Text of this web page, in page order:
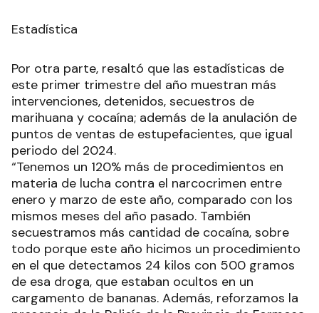
Estadística
Por otra parte, resaltó que las estadísticas de
este primer trimestre del año muestran más
intervenciones, detenidos, secuestros de
marihuana y cocaína; además de la anulación de
puntos de ventas de estupefacientes, que igual
periodo del 2024.
“Tenemos un 120% más de procedimientos en
materia de lucha contra el narcocrimen entre
enero y marzo de este año, comparado con los
mismos meses del año pasado. También
secuestramos más cantidad de cocaína, sobre
todo porque este año hicimos un procedimiento
en el que detectamos 24 kilos con 500 gramos
de esa droga, que estaban ocultos en un
cargamento de bananas. Además, reforzamos la